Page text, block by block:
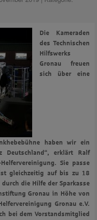
Die Kameraden
des Technischen
Hilfswerks
Gronau freuen
sich über eine
haben wir ein
Deutschland“, erklärt Ralf
Sie passe
gleichzeitig auf bis zu 18
die Hilfe der Sparkasse
Gronau in Höhe von
Gronau e.V.
bei dem Vorstandsmitglied